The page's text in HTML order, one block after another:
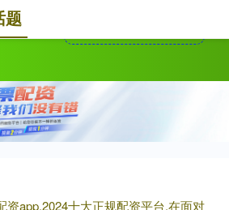
资app,2024十大正规配资平台,在面对
题